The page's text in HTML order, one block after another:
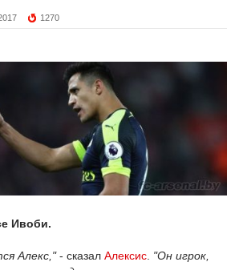
1270
Ивоби.
Алекс,"- сказал Алексис. "Он игрок,